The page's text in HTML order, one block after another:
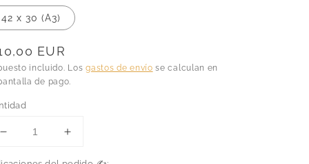
42 x 30 (A3)
EUR
incluido. Losgastos de envío se calculan en
de pago.
Reducir
Aumentar